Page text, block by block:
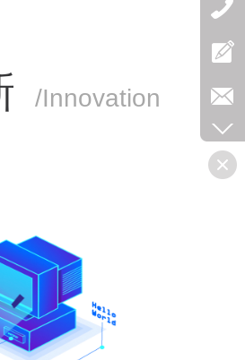
/Innovation